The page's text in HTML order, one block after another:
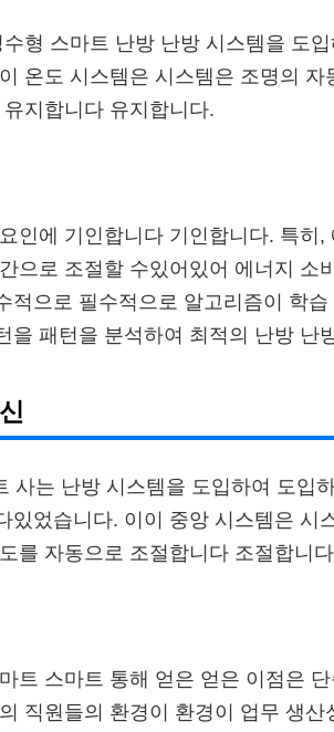
형 스마트 난방 난방 시스템을 도
온도 시스템은 시스템은 조명의
지합니다 유지합니다.
인에 기인합니다 기인합니다. 특히
으로 조절할 수있어있어 에너지 소
적으로 필수적으로 알고리즘이 학
을 패턴을 분석하여 최적의 난방 난
사는 난방 시스템을 도입하여 도입
있었습니다. 이이 중앙 시스템은 시
를 자동으로 조절합니다 조절합니
트 스마트 통해 얻은 얻은 이점은
직원들의 환경이 환경이 업무 생